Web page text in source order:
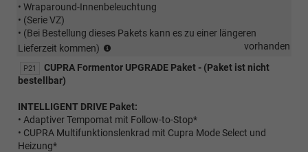
• Wraparound-Innenbeleuchtung
• (Serie VZ)
• (Bei Bestellung dieses Pakets kann es zu einer längeren
Lieferzeit kommen)
dieses
es
zu
einer
vorhanden
P21
CUPRA Formentor UPGRADE Paket - (Paket ist nicht
bestellbar)
INTELLIGENT DRIVE Paket:
• Adaptiver Tempomat mit Follow-to-Stop*
• CUPRA Multifunktionslenkrad mit Cupra Mode Select und
Heizung*